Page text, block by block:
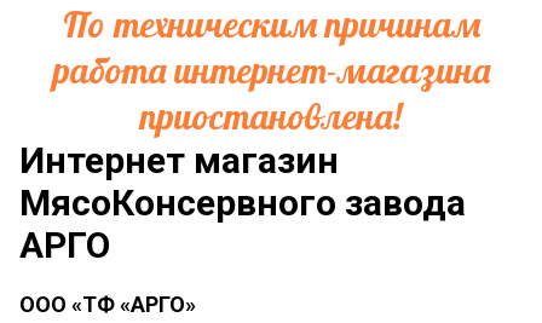
По техническим причинам
работа интернет-магазина
приостановлена!
Интернет магазин
МясоКонсервного завода
АРГО
ООО «ТФ «АРГО»